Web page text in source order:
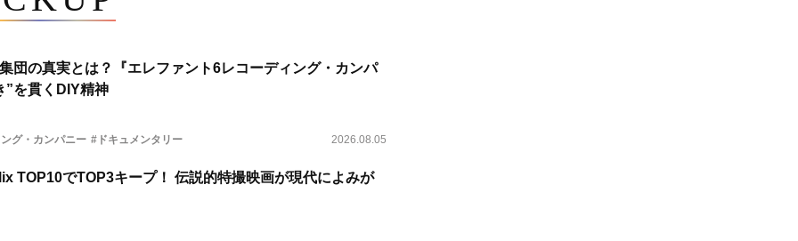
団の真実とは？『エレファント6レコーディング・カンパ
”を貫くDIY精神
グ・カンパニー #ドキュメンタリー 2026.08.05
TOP10でTOP3キープ！ 伝説的特撮映画が現代によみが